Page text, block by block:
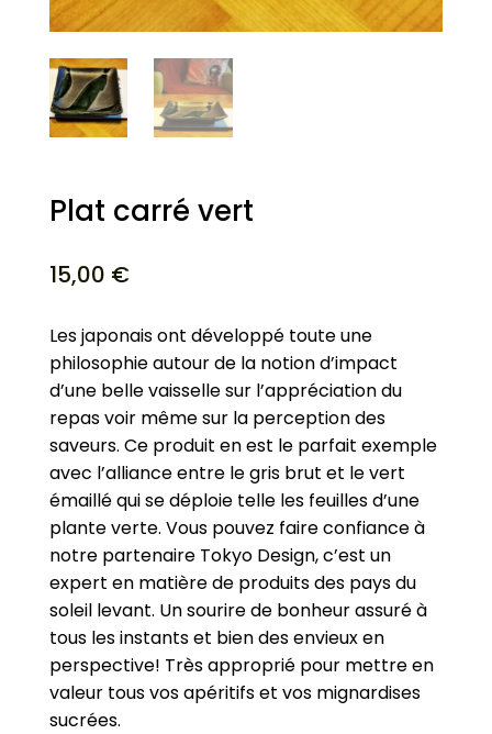
Plat carré vert
15,00 €
Les japonais ont développé toute une
philosophie autour de la notion d’impact
d’une belle vaisselle sur l’appréciation du
repas voir même sur la perception des
saveurs. Ce produit en est le parfait exemple
avec l’alliance entre le gris brut et le vert
émaillé qui se déploie telle les feuilles d’une
plante verte. Vous pouvez faire confiance à
notre partenaire Tokyo Design, c’est un
expert en matière de produits des pays du
soleil levant. Un sourire de bonheur assuré à
tous les instants et bien des envieux en
perspective! Très approprié pour mettre en
valeur tous vos apéritifs et vos mignardises
sucrées.